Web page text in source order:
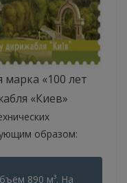
марка «100 лет
«Киев»
образом:
890 м³. На